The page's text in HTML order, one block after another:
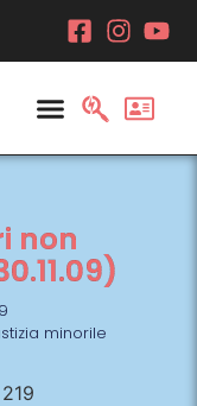
non
minorile
219